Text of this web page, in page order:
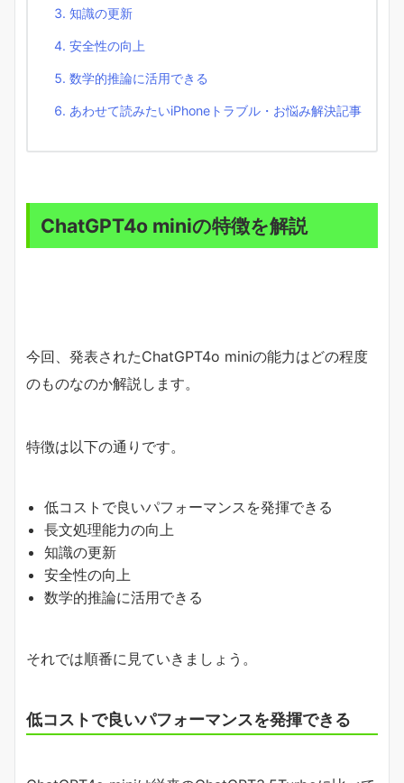
知識の更新
安全性の向上
数学的推論に活用できる
あわせて読みたいiPhoneトラブル・お悩み解決記事
ChatGPT4o miniの特徴を解説
今回、発表されたChatGPT4o miniの能力はどの程度
のものなのか解説します。
特徴は以下の通りです。
低コストで良いパフォーマンスを発揮できる
長文処理能力の向上
知識の更新
安全性の向上
数学的推論に活用できる
それでは順番に見ていきましょう。
低コストで良いパフォーマンスを発揮できる